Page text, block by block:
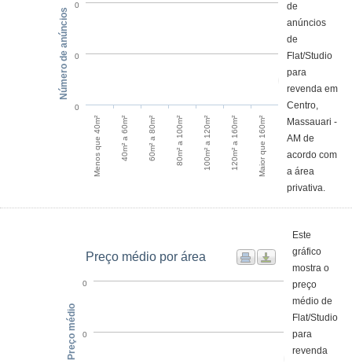
Menos que 40m² 40m² a 60m² 60m² a 80m² 80m² a 100m² 100m² a 120m² 120m² a 160m² Maior que 160m²
0
0
0
Número de anúncios
de
anúncios
de
Flat/Studio
para
revenda em
Centro,
Massauari -
AM de
acordo com
a área
privativa.
Preço médio por área
0
0
Preço médio
Este
gráfico
mostra o
preço
médio de
Flat/Studio
para
revenda